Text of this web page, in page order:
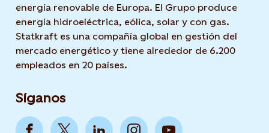
energía renovable de Europa. El Grupo produce
energía hidroeléctrica, eólica, solar y con gas.
Statkraft es una compañía global en gestión del
mercado energético y tiene alrededor de 6.200
empleados en 20 países.
Síganos